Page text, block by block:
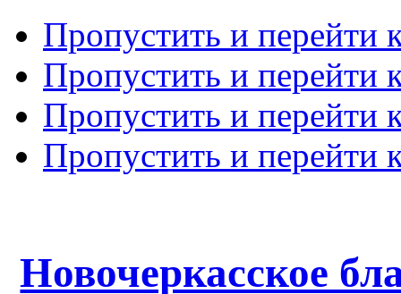
Пропустить и перейти
Пропустить и перейти
Пропустить и перейти
Пропустить и перейти
Новочеркасское